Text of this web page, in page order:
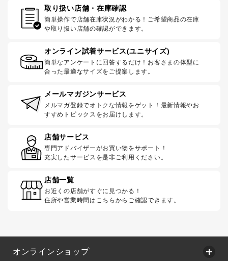
取り扱い店舗・在庫確認
簡単操作で店舗在庫状況がわかる！ご希望商品の在庫
や取り扱い店舗の確認ができます。
オンライン試着サービス(ユニサイズ)
簡単なアンケートに回答するだけ！お客さまの体型に
合った最適なサイズをご提案します。
メールマガジンサービス
メルマガ登録でオトクな情報をゲット！最新情報やお
すすめトピックスをお届けします。
店舗サービス
専門アドバイザーがお買い物をサポート！
充実したサービスを是非ご利用ください。
店舗一覧
お近くの店舗がすぐに見つかる！
住所や営業時間はこちらからご確認できます。
オンラインショップ